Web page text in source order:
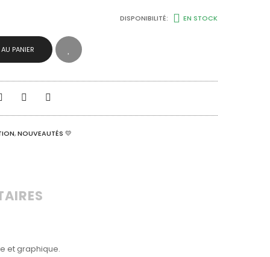
DISPONIBILITÉ: EN STOCK
PANIER
,NOUVEAUTÉS 💛
et graphique.